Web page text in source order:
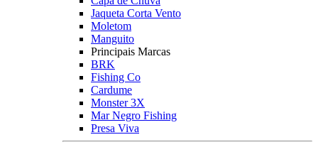
Jaqueta Corta Vento
Moletom
Manguito
Principais Marcas
BRK
Fishing Co
Cardume
Monster 3X
Mar Negro Fishing
Presa Viva